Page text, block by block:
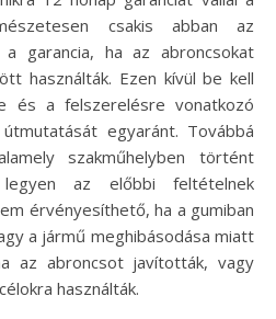
csakis abban az
garancia, ha az abroncsokat
használták. Ezen kívül be kell
és a felszerelésre vonatkozó
egyaránt. Továbbá
szakműhelyben történt
legyen az előbbi feltételnek
érvényesíthető, ha a gumiban
a jármű meghibásodása miatt
az abroncsot javították, vagy
használták.